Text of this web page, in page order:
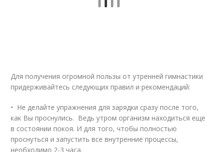
Для получения огромной пользы от утренней гимнастики
придерживайтесь следующих правил и рекомендаций:
• Не делайте упражнения для зарядки сразу после того,
как Вы проснулись. Ведь утром организм находиться еще
в состоянии покоя. И для того, чтобы полностью
проснуться и запустить все внутренние процессы,
необходимо 2-3 часа.